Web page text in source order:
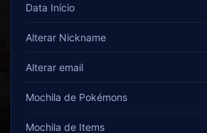
Data Início
Alterar Nickname
Alterar email
Mochila de Pokémons
Mochila de Items